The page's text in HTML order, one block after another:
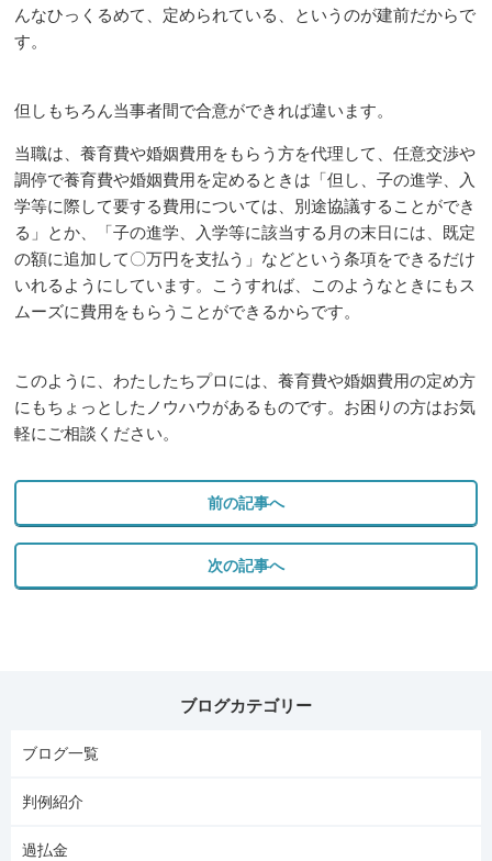
んなひっくるめて、定められている、というのが建前だからで
す。
但しもちろん当事者間で合意ができれば違います。
当職は、養育費や婚姻費用をもらう方を代理して、任意交渉や
調停で養育費や婚姻費用を定めるときは「但し、子の進学、入
学等に際して要する費用については、別途協議することができ
る」とか、「子の進学、入学等に該当する月の末日には、既定
の額に追加して〇万円を支払う」などという条項をできるだけ
いれるようにしています。こうすれば、このようなときにもス
ムーズに費用をもらうことができるからです。
このように、わたしたちプロには、養育費や婚姻費用の定め方
にもちょっとしたノウハウがあるものです。お困りの方はお気
軽にご相談ください。
前の記事へ
次の記事へ
ブログカテゴリー
ブログ一覧
判例紹介
過払金